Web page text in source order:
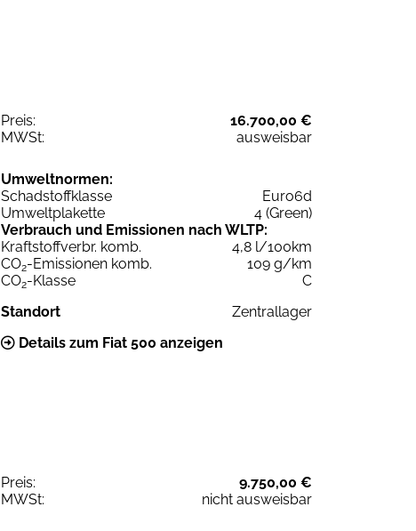
Preis:
16.700,00 €
MWSt:
ausweisbar
Umweltnormen:
Schadstoffklasse
Euro6d
Umweltplakette
4 (Green)
Verbrauch und Emissionen nach WLTP:
Kraftstoffverbr. komb.
4,8 l/100km
CO2-Emissionen komb.
109 g/km
CO2-Klasse
C
Standort
Zentrallager
Details zum Fiat 500 anzeigen
Preis:
9.750,00 €
MWSt:
nicht ausweisbar